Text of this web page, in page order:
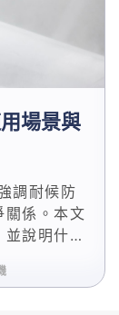
場景與
調耐候防
關係。本文
說明什麼